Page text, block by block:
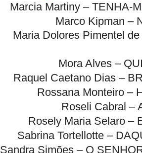
Marcia Martiny – TENHA-
Marco Kipman –
Maria Dolores Pimentel
Mora Alves –
Raquel Caetano Dias –
Rossana Monteiro –
Roseli Cabral –
Rosely Maria Selaro –
Sabrina Tortellotte –
Sandra Simões – O